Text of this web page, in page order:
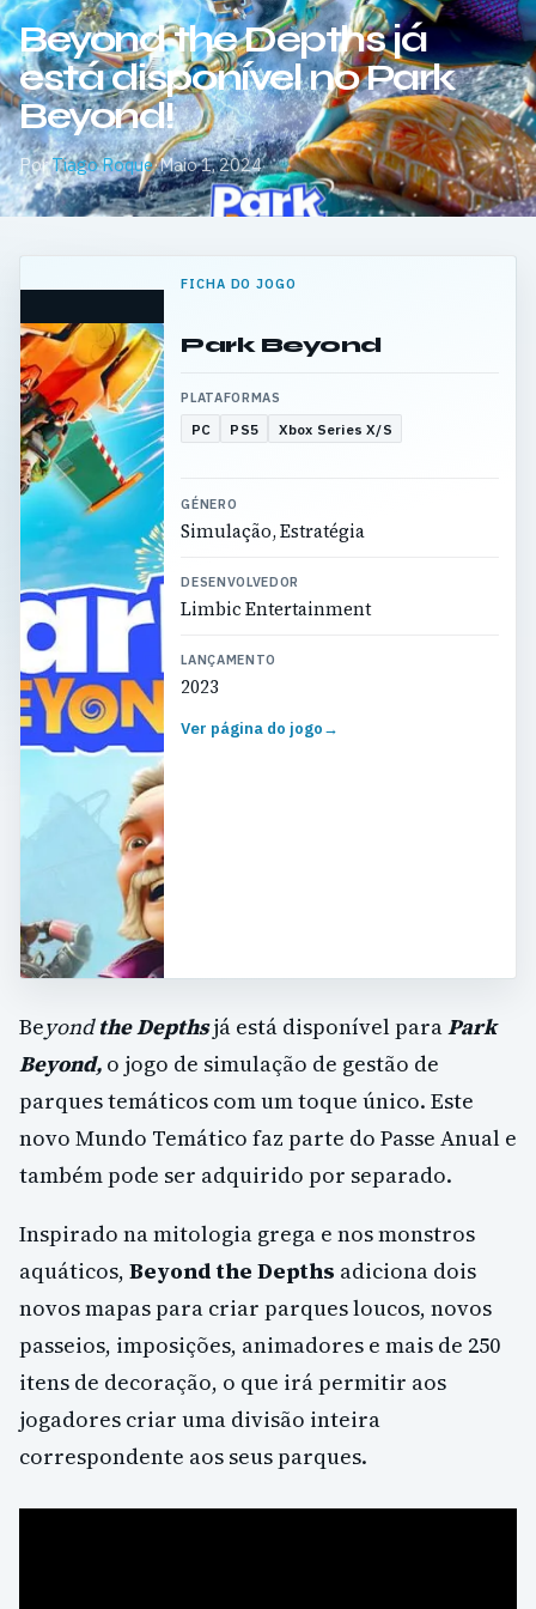
Beyond the Depths já
está disponível no Park
Beyond!
PorTiago Roque·Maio 1, 2024
FICHA DO JOGO
Park Beyond
PLATAFORMAS
PC PS5 Xbox Series X/S
GÉNERO
Simulação, Estratégia
DESENVOLVEDOR
Limbic Entertainment
LANÇAMENTO
2023
Ver página do jogo→
Beyondthe Depthsjá está disponível paraPark
Beyond, o jogo de simulação de gestão de
parques temáticos com um toque único. Este
novo Mundo Temático faz parte do Passe Anual e
também pode ser adquirido por separado.
Inspirado na mitologia grega e nos monstros
aquáticos, Beyond the Depths adiciona dois
novos mapas para criar parques loucos, novos
passeios, imposições, animadores e mais de 250
itens de decoração, o que irá permitir aos
jogadores criar uma divisão inteira
correspondente aos seus parques.